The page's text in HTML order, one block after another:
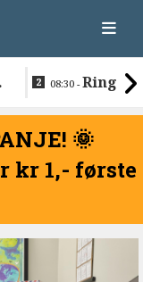
08:30 -Ringen
🌞
kr 1,- første